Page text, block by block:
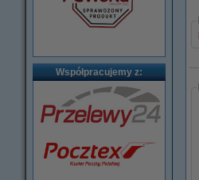
Współpracujemy z: